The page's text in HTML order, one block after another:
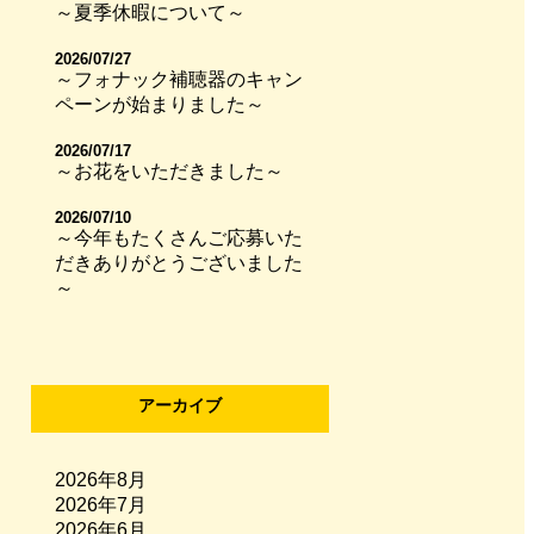
～夏季休暇について～
2026/07/27
～フォナック補聴器のキャン
ペーンが始まりました～
2026/07/17
～お花をいただきました～
2026/07/10
～今年もたくさんご応募いた
だきありがとうございました
～
アーカイブ
2026年8月
2026年7月
2026年6月